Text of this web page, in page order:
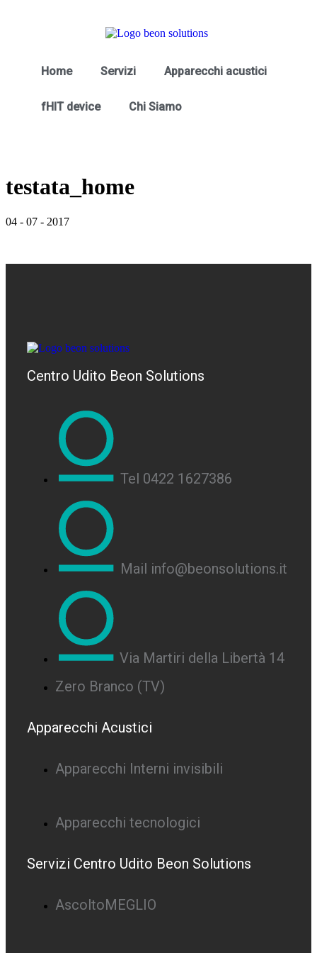
Home Servizi Apparecchi acustici
fHIT device Chi Siamo
testata_home
04 - 07 - 2017
Centro Udito Beon Solutions
Tel 0422 1627386
Mail info@beonsolutions.it
Via Martiri della Libertà 14
Zero Branco (TV)
Apparecchi Acustici
Apparecchi Interni invisibili
Apparecchi tecnologici
Servizi Centro Udito Beon Solutions
AscoltoMEGLIO